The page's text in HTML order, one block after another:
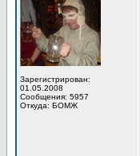
Зарегистрирован:
01.05.2008
Сообщения: 5957
Откуда: БОМЖ